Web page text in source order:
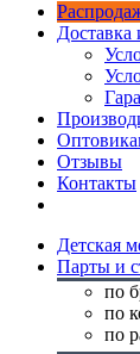
Доставка
Отзывы
Контакты
Детская
Парты и
по
по
по